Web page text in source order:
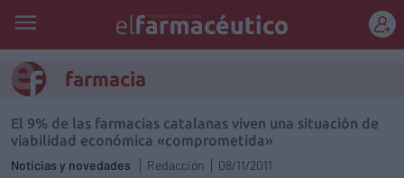
farmacia
El 9% de las farmacias catalanas viven una situación de
viabilidad económica «comprometida»
Noticias y novedades Redacción
08/11/2011